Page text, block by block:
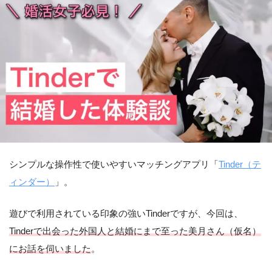
シンプルな操作性で使いやすいマッチングアプリ「 Tinder（テ
ィンダー）
」。
遊びで利用されている印象の強いTinderですが、今回は、
Tinderで出会った外国人と結婚にまで至った美月さん（仮名）
にお話を伺いました 。